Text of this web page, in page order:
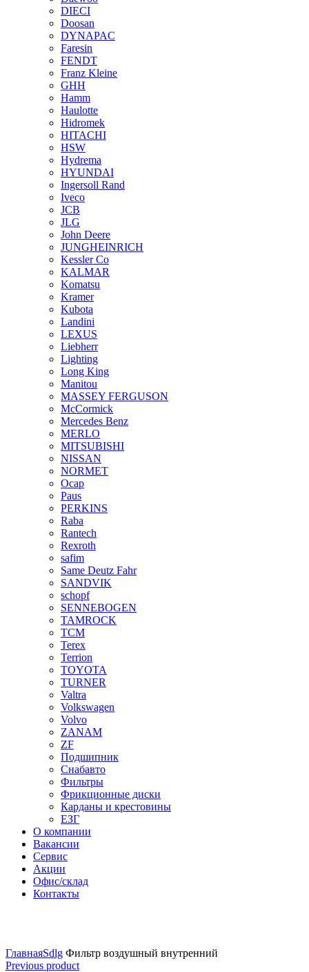
DIECI
Doosan
DYNAPAC
Faresin
FENDT
Franz Kleine
GHH
Hamm
Haulotte
Hidromek
HITACHI
HSW
Hydrema
HYUNDAI
Ingersoll Rand
Iveco
JCB
JLG
John Deere
JUNGHEINRICH
Kessler Co
KALMAR
Komatsu
Kramer
Kubota
Landini
LEXUS
Liebherr
Lighting
Long King
Manitou
MASSEY FERGUSON
McCormick
Mercedes Benz
MERLO
MITSUBISHI
NISSAN
NORMET
Ocap
Paus
PERKINS
Raba
Rantech
Rexroth
safim
Same Deutz Fahr
SANDVIK
schopf
SENNEBOGEN
TAMROCK
TCM
Terex
Terrion
TOYOTA
TURNER
Valtra
Volkswagen
Volvo
ZANAM
ZF
Подшипник
Снабавто
Фильтры
Фрикционные диски
Карданы и крестовины
ЕЗГ
О компании
Вакансии
Сервис
Акции
Офис/склад
Контакты
ГлавнаяSdlg Фильтр воздушный внутренний
Previous product